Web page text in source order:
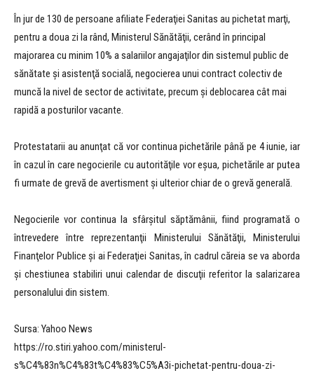
În jur de 130 de persoane afiliate Federaţiei Sanitas au pichetat marţi,
pentru a doua zi la rând, Ministerul Sănătăţii, cerând în principal
majorarea cu minim 10% a salariilor angajaţilor din sistemul public de
sănătate şi asistenţă socială, negocierea unui contract colectiv de
muncă la nivel de sector de activitate, precum şi deblocarea cât mai
rapidă a posturilor vacante.
Protestatarii au anunţat că vor continua pichetările până pe 4 iunie, iar
în cazul în care negocierile cu autorităţile vor eşua, pichetările ar putea
fi urmate de grevă de avertisment şi ulterior chiar de o grevă generală.
Negocierile vor continua la sfârşitul săptămânii, fiind programată o
întrevedere între reprezentanţii Ministerului Sănătăţii, Ministerului
Finanţelor Publice şi ai Federaţiei Sanitas, în cadrul căreia se va aborda
şi chestiunea stabiliri unui calendar de discuţii referitor la salarizarea
personalului din sistem.
Sursa: Yahoo News
https://ro.stiri.yahoo.com/ministerul-
s%C4%83n%C4%83t%C4%83%C5%A3i-pichetat-pentru-doua-zi-